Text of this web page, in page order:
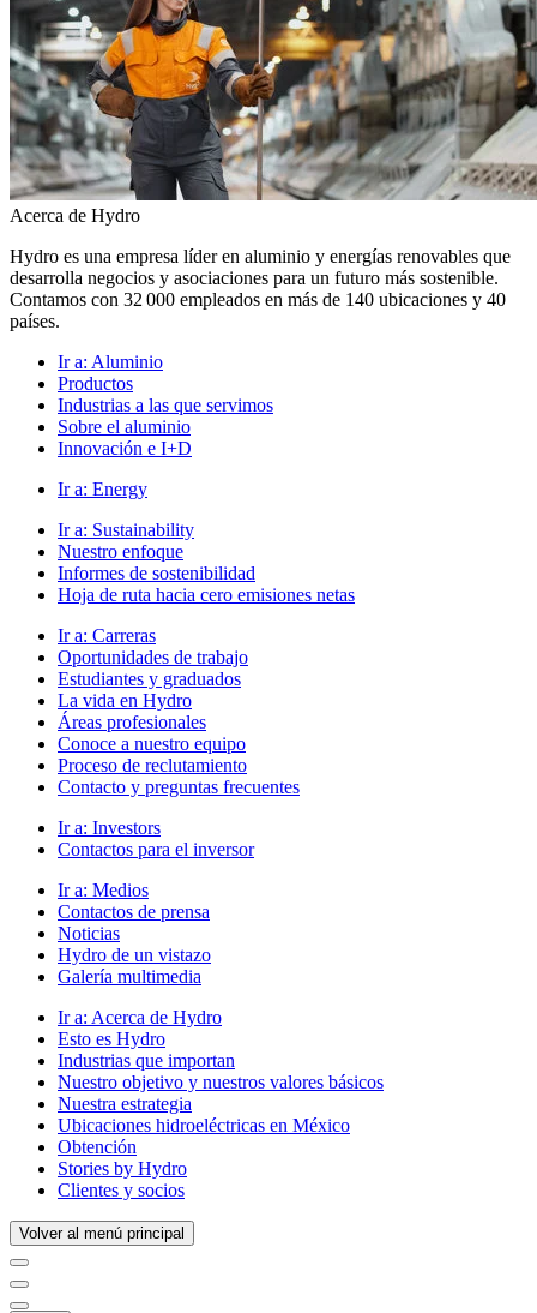
Acerca de Hydro
Hydro es una empresa líder en aluminio y energías renovables que
desarrolla negocios y asociaciones para un futuro más sostenible.
Contamos con 32 000 empleados en más de 140 ubicaciones y 40
países.
Ir a: Aluminio
Productos
Industrias a las que servimos
Sobre el aluminio
Innovación e I+D
Ir a: Energy
Ir a: Sustainability
Nuestro enfoque
Informes de sostenibilidad
Hoja de ruta hacia cero emisiones netas
Ir a: Carreras
Oportunidades de trabajo
Estudiantes y graduados
La vida en Hydro
Áreas profesionales
Conoce a nuestro equipo
Proceso de reclutamiento
Contacto y preguntas frecuentes
Ir a: Investors
Contactos para el inversor
Ir a: Medios
Contactos de prensa
Noticias
Hydro de un vistazo
Galería multimedia
Ir a: Acerca de Hydro
Esto es Hydro
Industrias que importan
Nuestro objetivo y nuestros valores básicos
Nuestra estrategia
Ubicaciones hidroeléctricas en México
Obtención
Stories by Hydro
Clientes y socios
Volver al menú principal